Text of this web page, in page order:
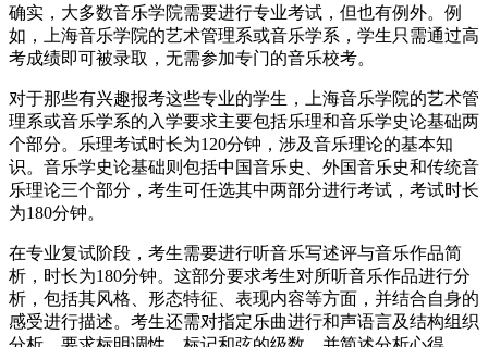
确实，大多数音乐学院需要进行专业考试，但也有例外。例
如，上海音乐学院的艺术管理系或音乐学系，学生只需通过高
考成绩即可被录取，无需参加专门的音乐校考。
对于那些有兴趣报考这些专业的学生，上海音乐学院的艺术管
理系或音乐学系的入学要求主要包括乐理和音乐学史论基础两
个部分。乐理考试时长为120分钟，涉及音乐理论的基本知
识。音乐学史论基础则包括中国音乐史、外国音乐史和传统音
乐理论三个部分，考生可任选其中两部分进行考试，考试时长
为180分钟。
在专业复试阶段，考生需要进行听音乐写述评与音乐作品简
析，时长为180分钟。这部分要求考生对所听音乐作品进行分
析，包括其风格、形态特征、表现内容等方面，并结合自身的
感受进行描述。考生还需对指定乐曲进行和声语言及结构组织